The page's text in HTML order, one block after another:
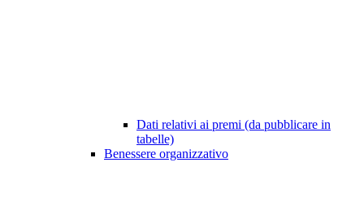
Dati relativi ai premi (da pubblicare in
tabelle)
Benessere organizzativo